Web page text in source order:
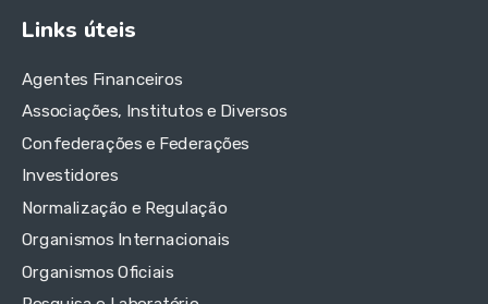
Links úteis
Agentes Financeiros
Associações, Institutos e Diversos
Confederações e Federações
Investidores
Normalização e Regulação
Organismos Internacionais
Organismos Oficiais